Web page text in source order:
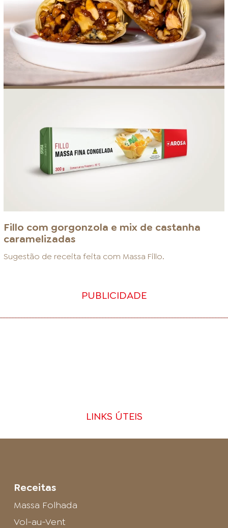
Fillo com gorgonzola e mix de castanha
caramelizadas
Sugestão de receita feita com Massa Fillo.
PUBLICIDADE
LINKS ÚTEIS
Receitas
Massa Folhada
Vol-au-Vent